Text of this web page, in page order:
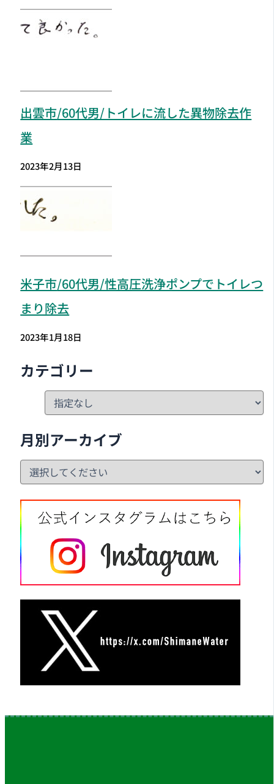
出雲市/60代男/トイレに流した異物除去作
業
2023年2月13日
米子市/60代男/性高圧洗浄ポンプでトイレつ
まり除去
2023年1月18日
カテゴリー
月別アーカイブ